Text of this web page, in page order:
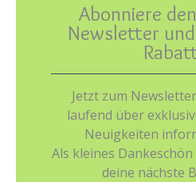
Abonniere
Newsletter
Jetzt zum
laufend über
Neuigkeiten
Als kleines
deine nächste